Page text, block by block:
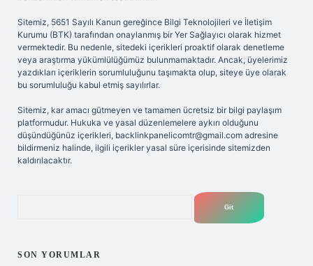
Sitemiz, 5651 Sayılı Kanun gereğince Bilgi Teknolojileri ve İletişim
Kurumu (BTK) tarafından onaylanmış bir Yer Sağlayıcı olarak hizmet
vermektedir. Bu nedenle, sitedeki içerikleri proaktif olarak denetleme
veya araştırma yükümlülüğümüz bulunmamaktadır. Ancak, üyelerimiz
yazdıkları içeriklerin sorumluluğunu taşımakta olup, siteye üye olarak
bu sorumluluğu kabul etmiş sayılırlar.
Sitemiz, kar amacı gütmeyen ve tamamen ücretsiz bir bilgi paylaşım
platformudur. Hukuka ve yasal düzenlemelere aykırı olduğunu
düşündüğünüz içerikleri, backlinkpanelicomtr@gmail.com adresine
bildirmeniz halinde, ilgili içerikler yasal süre içerisinde sitemizden
kaldırılacaktır.
SON YORUMLAR